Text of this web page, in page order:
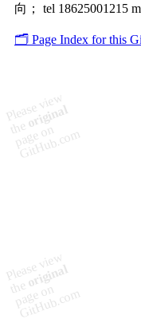
向； tel 18625001215
🗂️ Page Index for this